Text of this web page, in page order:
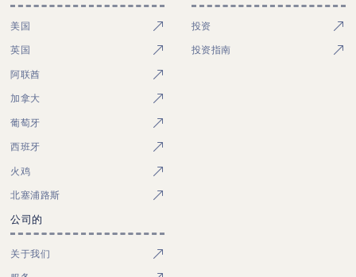
美国
英国
阿联酋
加拿大
葡萄牙
西班牙
火鸡
北塞浦路斯
投资
投资指南
公司的
关于我们